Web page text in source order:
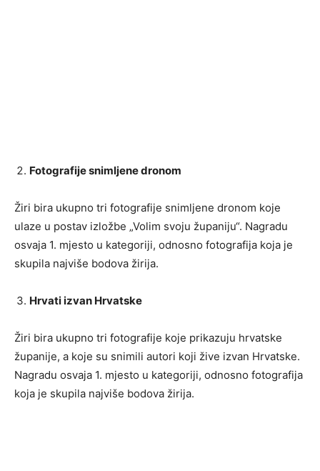
Fotografije snimljene dronom
Žiri bira ukupno tri fotografije snimljene dronom koje
ulaze u postav izložbe „Volim svoju županiju“. Nagradu
osvaja 1. mjesto u kategoriji, odnosno fotografija koja je
skupila najviše bodova žirija.
Hrvati izvan Hrvatske
Žiri bira ukupno tri fotografije koje prikazuju hrvatske
županije, a koje su snimili autori koji žive izvan Hrvatske.
Nagradu osvaja 1. mjesto u kategoriji, odnosno fotografija
koja je skupila najviše bodova žirija.